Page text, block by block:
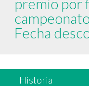
Fecha
Historia